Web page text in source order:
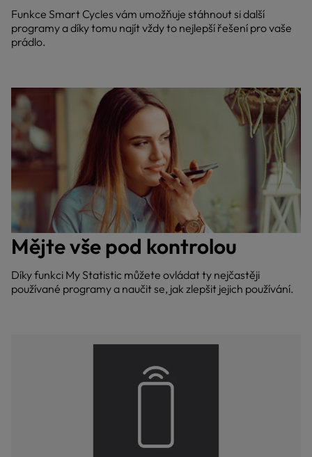
Funkce Smart Cycles vám umožňuje stáhnout si další
programy a díky tomu najít vždy to nejlepší řešení pro vaše
prádlo.
Mějte vše pod kontrolou
Díky funkci My Statistic můžete ovládat ty nejčastěji
používané programy a naučit se, jak zlepšit jejich používání.